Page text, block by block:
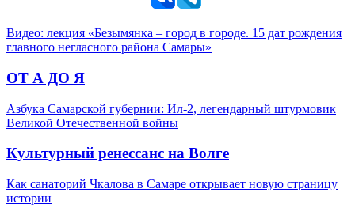
Видео: лекция «Безымянка – город в городе. 15 дат рождения
главного негласного района Самары»
ОТ А ДО Я
Азбука Самарской губернии: Ил-2, легендарный штурмовик
Великой Отечественной войны
Культурный ренессанс на Волге
Как санаторий Чкалова в Самаре открывает новую страницу
истории